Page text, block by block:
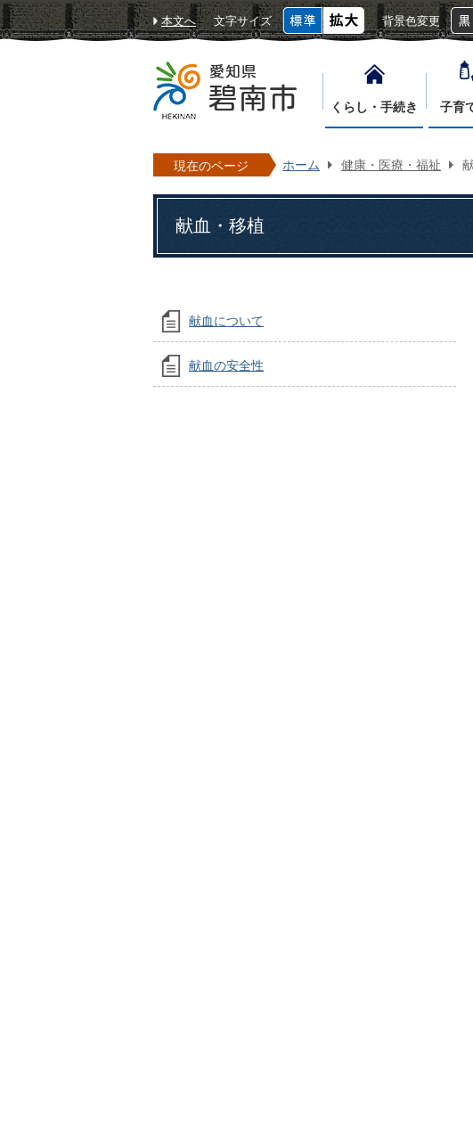
本文へ 文字サイズ 背景色変更
くらし・手続き 子育
現在のページ ホーム 健康・医療・福祉
献血・移植
献血について
献血の安全性